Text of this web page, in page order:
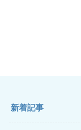
新着記事